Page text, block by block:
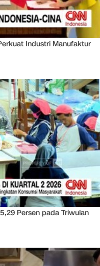
Industri Manufaktur
Persen pada Triwulan